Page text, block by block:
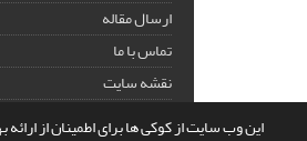
این وب سایت از کوکی ها برای اطمینان از
ارسال مقاله
تماس با ما
نقشه سایت